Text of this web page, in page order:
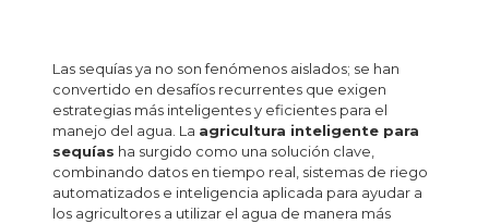
Las sequías ya no son fenómenos aislados; se han
convertido en desafíos recurrentes que exigen
estrategias más inteligentes y eficientes para el
manejo del agua. La agricultura inteligente para
sequías ha surgido como una solución clave,
combinando datos en tiempo real, sistemas de riego
automatizados e inteligencia aplicada para ayudar a
los agricultores a utilizar el agua de manera más